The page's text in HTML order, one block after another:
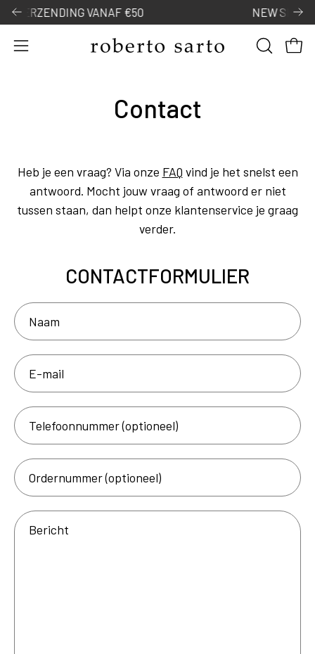
Door
naar
content
€50 NEW SPRING COLLECTION
Open
OPEN
Contact
Heb je een vraag? Via onze FAQ vind je het snelst een
antwoord. Mocht jouw vraag of antwoord er niet
tussen staan, dan helpt onze klantenservice je graag
verder.
CONTACTFORMULIER
Naam
E-
mail
Telefoonnummer
(optioneel)
Ordernummer
(optioneel)
Bericht